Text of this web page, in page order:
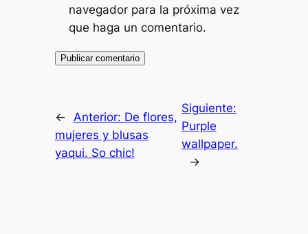
navegador para la próxima vez
que haga un comentario.
← Anterior: De flores,
mujeres y blusas
yaqui. So chic!
Siguiente:
Purple
wallpaper.
→